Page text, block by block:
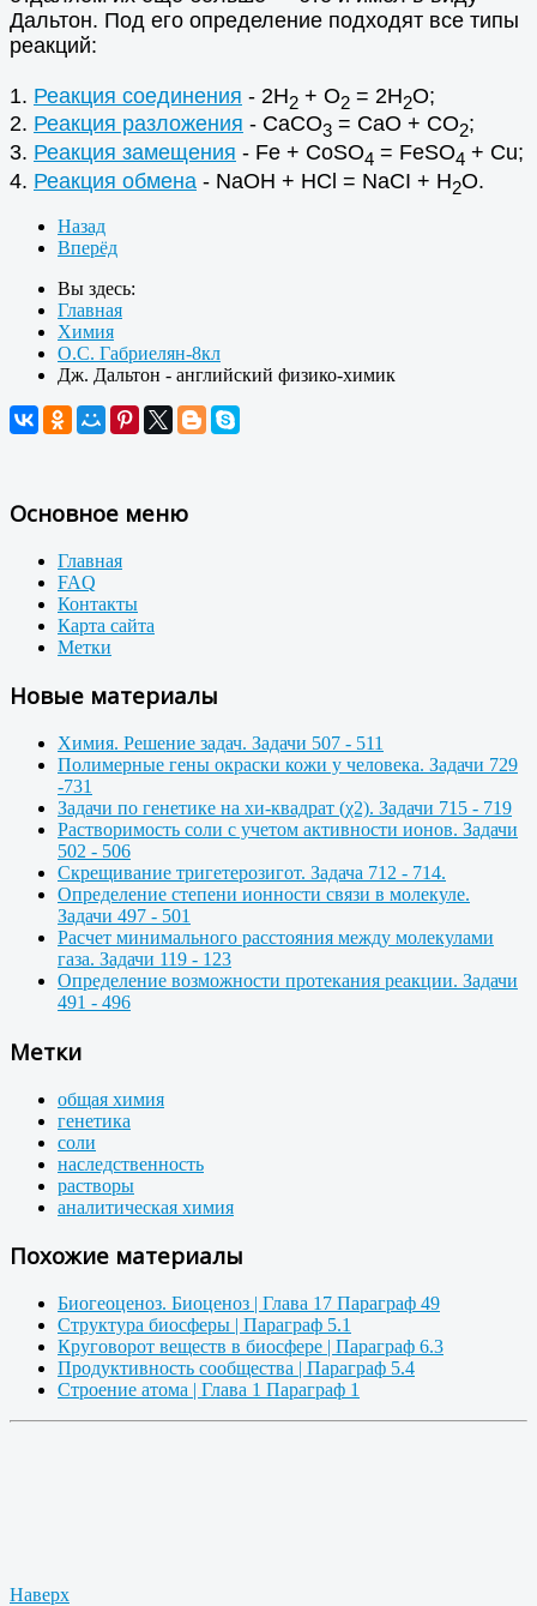
Дальтон. Под его определение подходят все типы
реакций:
1. Реакция соединения - 2Н2 + O2 = 2Н2О;
2. Реакция разложения - СаСО3 = СаО + СО2;
3. Реакция замещения - Fe + СoSO4 = FeSO4 + Сu;
4. Реакция обмена - NаOН + HCl = NaСI + Н2O.
Назад
Вперёд
Вы здесь:
Главная
Химия
О.С. Габриелян-8кл
Дж. Дальтон - английский физико-химик
Основное меню
Главная
FAQ
Контакты
Карта сайта
Метки
Новые материалы
Химия. Решение задач. Задачи 507 - 511
Полимерные гены окраски кожи у человека. Задачи 729
-731
Задачи по генетике на хи-квадрат (χ2). Задачи 715 - 719
Растворимость соли с учетом активности ионов. Задачи
502 - 506
Скрещивание тригетерозигот. Задача 712 - 714.
Определение степени ионности связи в молекуле.
Задачи 497 - 501
Расчет минимального расстояния между молекулами
газа. Задачи 119 - 123
Определение возможности протекания реакции. Задачи
491 - 496
Метки
общая химия
генетика
соли
наследственность
растворы
аналитическая химия
Похожие материалы
Биогеоценоз. Биоценоз | Глава 17 Параграф 49
Структура биосферы | Параграф 5.1
Круговорот веществ в биосфере | Параграф 6.3
Продуктивность сообщества | Параграф 5.4
Строение атома | Глава 1 Параграф 1
Наверх